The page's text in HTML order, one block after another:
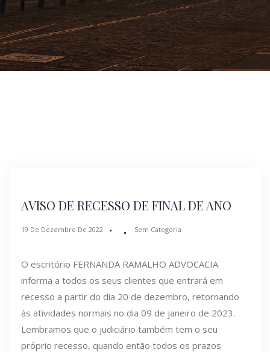
AVISO DE RECESSO DE FINAL DE ANO
19 De Dezembro De 2022 Sem Categoria
O escritório FERNANDA RAMALHO ADVOCACIA
informa a todos os seus clientes que entrará em
recesso a partir do dia 20 de dezembro, retornando
às atividades normais no dia 09 de janeiro de 2023.
Lembramos que o judiciário também tem o seu
próprio recesso, quando então todos os prazos